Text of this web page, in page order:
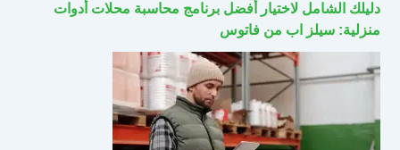
دليلك الشامل لاختيار أفضل برنامج محاسبة محلات أدوات
منزلية: سيلز اب من فاتوس